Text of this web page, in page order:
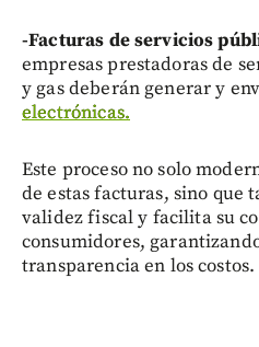
-Facturas de servicios
empresas prestadoras de
y gas deberán generar y
electrónicas.
Este proceso no solo
de estas facturas, sino que
validez fiscal y facilita su
consumidores,
transparencia en los costos.